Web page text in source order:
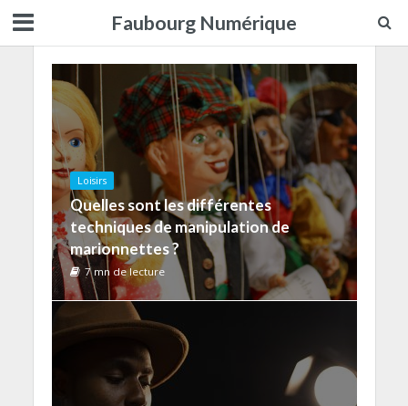
Faubourg Numérique
Loisirs
Quelles sont les différentes
techniques de manipulation de
marionnettes ?
7 mn de lecture